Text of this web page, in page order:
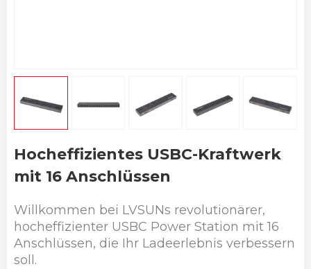
Hocheffizientes USBC-Kraftwerk
mit 16 Anschlüssen
Willkommen bei LVSUNs revolutionärer,
hocheffizienter USBC Power Station mit 16
Anschlüssen, die Ihr Ladeerlebnis verbessern
soll.